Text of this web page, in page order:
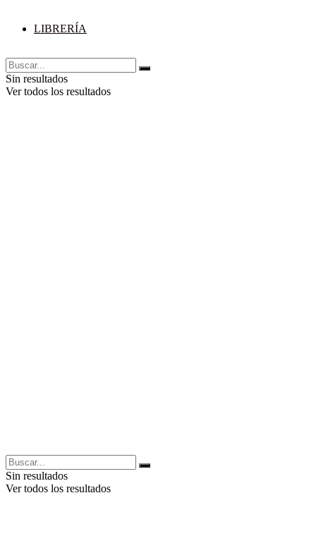
LIBRERÍA
Sin resultados
Ver todos los resultados
Sin resultados
Ver todos los resultados